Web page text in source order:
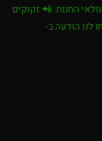
החנות. 📲 זקוקים
לנו הודעה ב-